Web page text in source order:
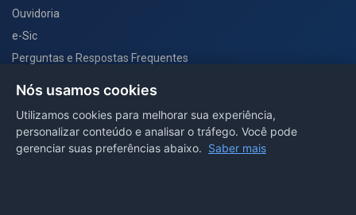
Ouvidoria
e-Sic
Perguntas e Respostas Frequentes
PORTAL COVID-19
Nós usamos cookies
Utilizamos cookies para melhorar sua experiência,
personalizar conteúdo e analisar o tráfego. Você pode
gerenciar suas preferências abaixo. Saber mais